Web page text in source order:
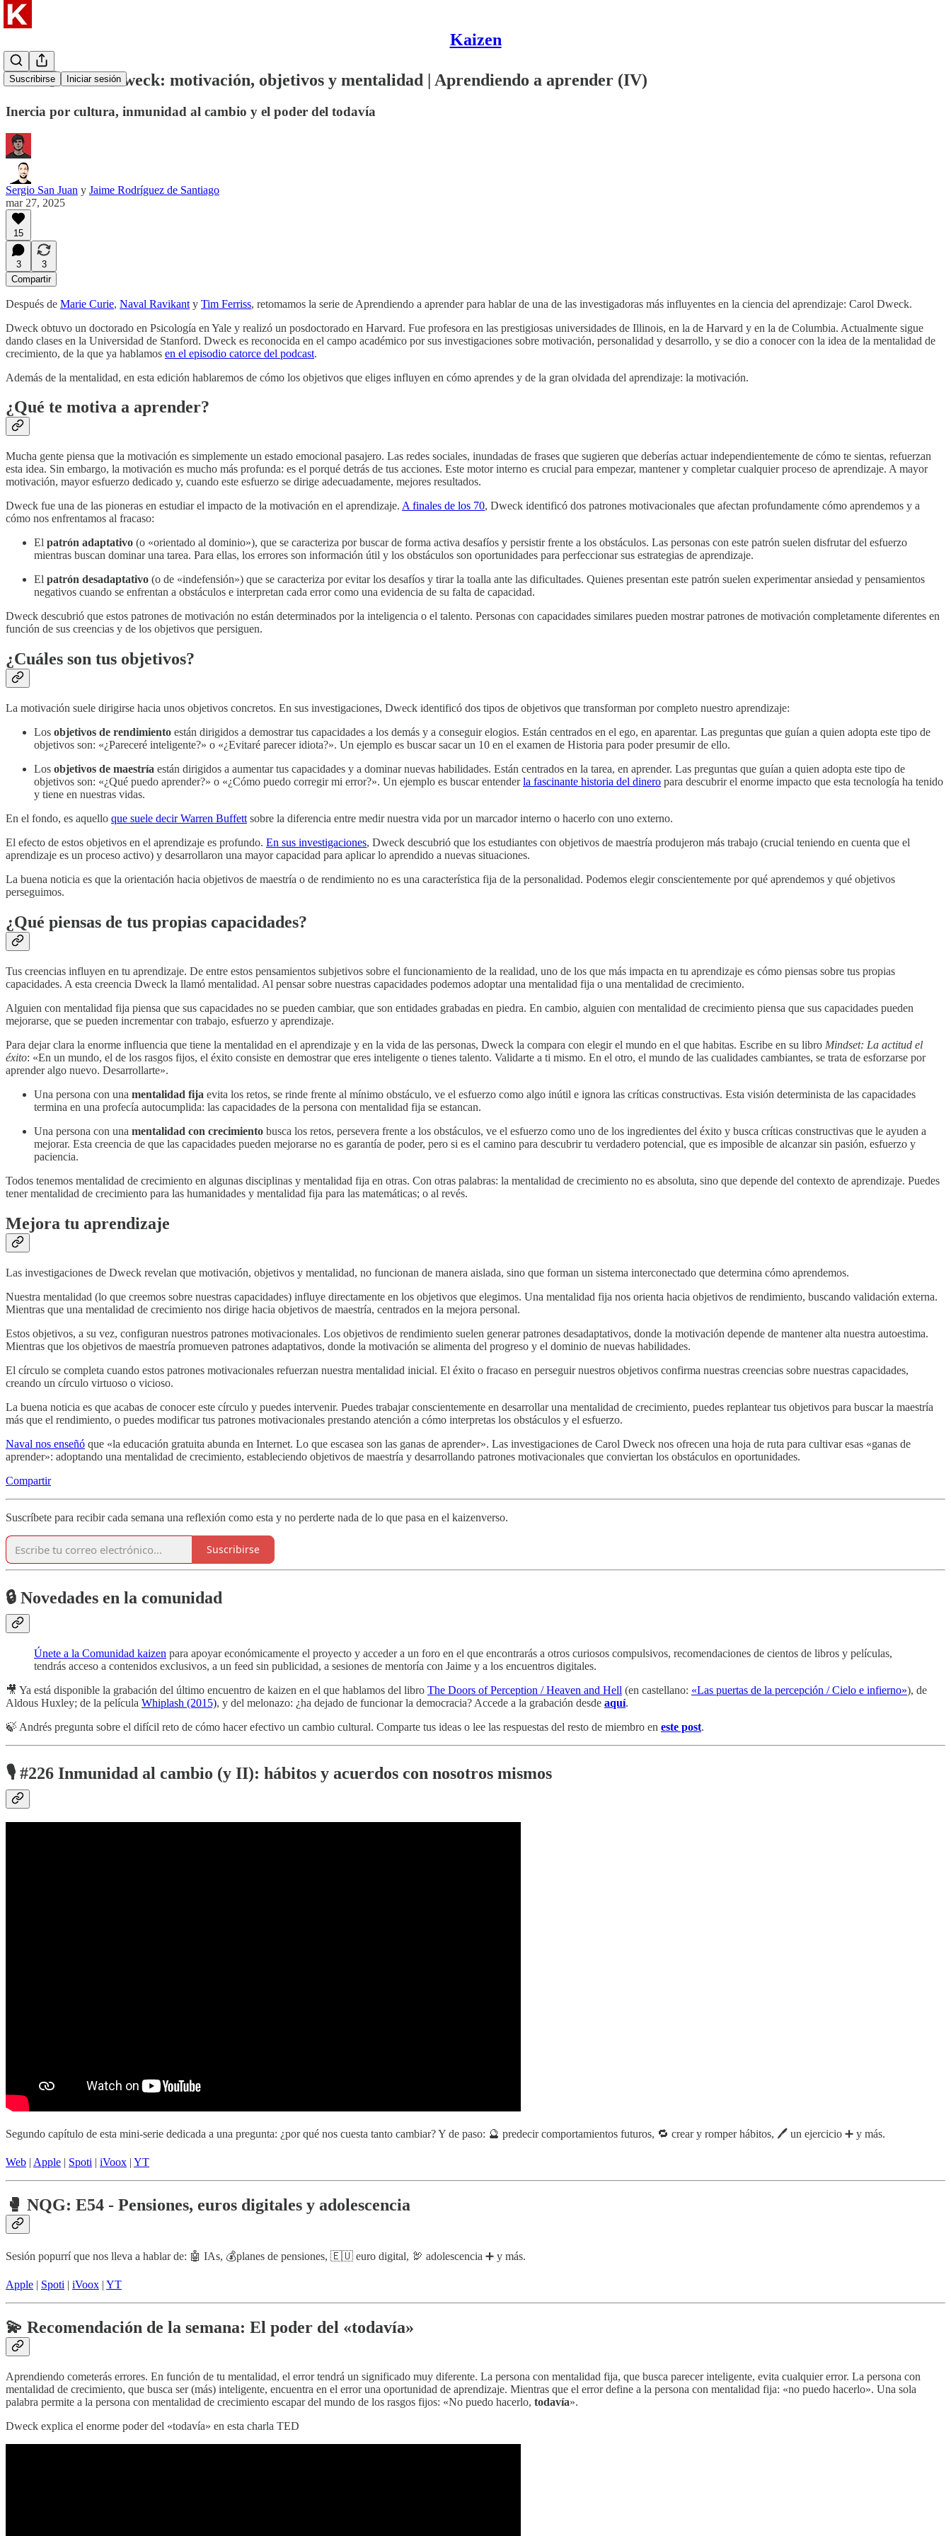
Kaizen
Suscribirse Iniciar sesión
#022 🧠 Carol Dweck: motivación, objetivos y mentalidad | Aprendiendo a aprender (IV)
Inercia por cultura, inmunidad al cambio y el poder del todavía
Sergio San Juan y Jaime Rodríguez de Santiago
mar 27, 2025
15
3
3
Compartir
Después de Marie Curie, Naval Ravikant y Tim Ferriss, retomamos la serie de Aprendiendo a aprender para hablar de una de las investigadoras más influyentes en la ciencia del aprendizaje: Carol Dweck.
Dweck obtuvo un doctorado en Psicología en Yale y realizó un posdoctorado en Harvard. Fue profesora en las prestigiosas universidades de Illinois, en la de Harvard y en la de Columbia. Actualmente sigue
dando clases en la Universidad de Stanford. Dweck es reconocida en el campo académico por sus investigaciones sobre motivación, personalidad y desarrollo, y se dio a conocer con la idea de la mentalidad de
crecimiento, de la que ya hablamos en el episodio catorce del podcast.
Además de la mentalidad, en esta edición hablaremos de cómo los objetivos que eliges influyen en cómo aprendes y de la gran olvidada del aprendizaje: la motivación.
¿Qué te motiva a aprender?
Mucha gente piensa que la motivación es simplemente un estado emocional pasajero. Las redes sociales, inundadas de frases que sugieren que deberías actuar independientemente de cómo te sientas, refuerzan
esta idea. Sin embargo, la motivación es mucho más profunda: es el porqué detrás de tus acciones. Este motor interno es crucial para empezar, mantener y completar cualquier proceso de aprendizaje. A mayor
motivación, mayor esfuerzo dedicado y, cuando este esfuerzo se dirige adecuadamente, mejores resultados.
Dweck fue una de las pioneras en estudiar el impacto de la motivación en el aprendizaje. A finales de los 70, Dweck identificó dos patrones motivacionales que afectan profundamente cómo aprendemos y a
cómo nos enfrentamos al fracaso:
El patrón adaptativo (o «orientado al dominio»), que se caracteriza por buscar de forma activa desafíos y persistir frente a los obstáculos. Las personas con este patrón suelen disfrutar del esfuerzo
mientras buscan dominar una tarea. Para ellas, los errores son información útil y los obstáculos son oportunidades para perfeccionar sus estrategias de aprendizaje.
El patrón desadaptativo (o de «indefensión») que se caracteriza por evitar los desafíos y tirar la toalla ante las dificultades. Quienes presentan este patrón suelen experimentar ansiedad y pensamientos
negativos cuando se enfrentan a obstáculos e interpretan cada error como una evidencia de su falta de capacidad.
Dweck descubrió que estos patrones de motivación no están determinados por la inteligencia o el talento. Personas con capacidades similares pueden mostrar patrones de motivación completamente diferentes en
función de sus creencias y de los objetivos que persiguen.
¿Cuáles son tus objetivos?
La motivación suele dirigirse hacia unos objetivos concretos. En sus investigaciones, Dweck identificó dos tipos de objetivos que transforman por completo nuestro aprendizaje:
Los objetivos de rendimiento están dirigidos a demostrar tus capacidades a los demás y a conseguir elogios. Están centrados en el ego, en aparentar. Las preguntas que guían a quien adopta este tipo de
objetivos son: «¿Pareceré inteligente?» o «¿Evitaré parecer idiota?». Un ejemplo es buscar sacar un 10 en el examen de Historia para poder presumir de ello.
Los objetivos de maestría están dirigidos a aumentar tus capacidades y a dominar nuevas habilidades. Están centrados en la tarea, en aprender. Las preguntas que guían a quien adopta este tipo de
objetivos son: «¿Qué puedo aprender?» o «¿Cómo puedo corregir mi error?». Un ejemplo es buscar entenderla fascinante historia del dinero para descubrir el enorme impacto que esta tecnología ha tenido
y tiene en nuestras vidas.
En el fondo, es aquello que suele decir Warren Buffett sobre la diferencia entre medir nuestra vida por un marcador interno o hacerlo con uno externo.
El efecto de estos objetivos en el aprendizaje es profundo. En sus investigaciones, Dweck descubrió que los estudiantes con objetivos de maestría produjeron más trabajo (crucial teniendo en cuenta que el
aprendizaje es un proceso activo) y desarrollaron una mayor capacidad para aplicar lo aprendido a nuevas situaciones.
La buena noticia es que la orientación hacia objetivos de maestría o de rendimiento no es una característica fija de la personalidad. Podemos elegir conscientemente por qué aprendemos y qué objetivos
perseguimos.
¿Qué piensas de tus propias capacidades?
Tus creencias influyen en tu aprendizaje. De entre estos pensamientos subjetivos sobre el funcionamiento de la realidad, uno de los que más impacta en tu aprendizaje es cómo piensas sobre tus propias
capacidades. A esta creencia Dweck la llamó mentalidad. Al pensar sobre nuestras capacidades podemos adoptar una mentalidad fija o una mentalidad de crecimiento.
Alguien con mentalidad fija piensa que sus capacidades no se pueden cambiar, que son entidades grabadas en piedra. En cambio, alguien con mentalidad de crecimiento piensa que sus capacidades pueden
mejorarse, que se pueden incrementar con trabajo, esfuerzo y aprendizaje.
Para dejar clara la enorme influencia que tiene la mentalidad en el aprendizaje y en la vida de las personas, Dweck la compara con elegir el mundo en el que habitas. Escribe en su libro Mindset: La actitud el
éxito: «En un mundo, el de los rasgos fijos, el éxito consiste en demostrar que eres inteligente o tienes talento. Validarte a ti mismo. En el otro, el mundo de las cualidades cambiantes, se trata de esforzarse por
aprender algo nuevo. Desarrollarte».
Una persona con una mentalidad fija evita los retos, se rinde frente al mínimo obstáculo, ve el esfuerzo como algo inútil e ignora las críticas constructivas. Esta visión determinista de las capacidades
termina en una profecía autocumplida: las capacidades de la persona con mentalidad fija se estancan.
Una persona con una mentalidad con crecimiento busca los retos, persevera frente a los obstáculos, ve el esfuerzo como uno de los ingredientes del éxito y busca críticas constructivas que le ayuden a
mejorar. Esta creencia de que las capacidades pueden mejorarse no es garantía de poder, pero si es el camino para descubrir tu verdadero potencial, que es imposible de alcanzar sin pasión, esfuerzo y
paciencia.
Todos tenemos mentalidad de crecimiento en algunas disciplinas y mentalidad fija en otras. Con otras palabras: la mentalidad de crecimiento no es absoluta, sino que depende del contexto de aprendizaje. Puedes
tener mentalidad de crecimiento para las humanidades y mentalidad fija para las matemáticas; o al revés.
Mejora tu aprendizaje
Las investigaciones de Dweck revelan que motivación, objetivos y mentalidad, no funcionan de manera aislada, sino que forman un sistema interconectado que determina cómo aprendemos.
Nuestra mentalidad (lo que creemos sobre nuestras capacidades) influye directamente en los objetivos que elegimos. Una mentalidad fija nos orienta hacia objetivos de rendimiento, buscando validación externa.
Mientras que una mentalidad de crecimiento nos dirige hacia objetivos de maestría, centrados en la mejora personal.
Estos objetivos, a su vez, configuran nuestros patrones motivacionales. Los objetivos de rendimiento suelen generar patrones desadaptativos, donde la motivación depende de mantener alta nuestra autoestima.
Mientras que los objetivos de maestría promueven patrones adaptativos, donde la motivación se alimenta del progreso y el dominio de nuevas habilidades.
El círculo se completa cuando estos patrones motivacionales refuerzan nuestra mentalidad inicial. El éxito o fracaso en perseguir nuestros objetivos confirma nuestras creencias sobre nuestras capacidades,
creando un círculo virtuoso o vicioso.
La buena noticia es que acabas de conocer este círculo y puedes intervenir. Puedes trabajar conscientemente en desarrollar una mentalidad de crecimiento, puedes replantear tus objetivos para buscar la maestría
más que el rendimiento, o puedes modificar tus patrones motivacionales prestando atención a cómo interpretas los obstáculos y el esfuerzo.
Naval nos enseñó que «la educación gratuita abunda en Internet. Lo que escasea son las ganas de aprender». Las investigaciones de Carol Dweck nos ofrecen una hoja de ruta para cultivar esas «ganas de
aprender»: adoptando una mentalidad de crecimiento, estableciendo objetivos de maestría y desarrollando patrones motivacionales que conviertan los obstáculos en oportunidades.
Compartir
Suscríbete para recibir cada semana una reflexión como esta y no perderte nada de lo que pasa en el kaizenverso.
Suscribirse
🔒 Novedades en la comunidad
Únete a la Comunidad kaizen para apoyar económicamente el proyecto y acceder a un foro en el que encontrarás a otros curiosos compulsivos, recomendaciones de cientos de libros y películas,
tendrás acceso a contenidos exclusivos, a un feed sin publicidad, a sesiones de mentoría con Jaime y a los encuentros digitales.
🎥 Ya está disponible la grabación del último encuentro de kaizen en el que hablamos del libro The Doors of Perception / Heaven and Hell (en castellano: «Las puertas de la percepción / Cielo e infierno»), de
Aldous Huxley; de la película Whiplash (2015), y del melonazo: ¿ha dejado de funcionar la democracia? Accede a la grabación desde aquí.
🍃 Andrés pregunta sobre el difícil reto de cómo hacer efectivo un cambio cultural. Comparte tus ideas o lee las respuestas del resto de miembro en este post.
🎙️ #226 Inmunidad al cambio (y II): hábitos y acuerdos con nosotros mismos
Segundo capítulo de esta mini-serie dedicada a una pregunta: ¿por qué nos cuesta tanto cambiar? Y de paso: 🔮 predecir comportamientos futuros, 🔁 crear y romper hábitos, 🖊️ un ejercicio ➕ y más.
Web | Apple | Spoti | iVoox | YT
🥊 NQG: E54 - Pensiones, euros digitales y adolescencia
Sesión popurrí que nos lleva a hablar de: 🤖 IAs, 💰planes de pensiones, 🇪🇺 euro digital, 🦃 adolescencia ➕ y más.
Apple | Spoti | iVoox | YT
💫 Recomendación de la semana: El poder del «todavía»
Aprendiendo cometerás errores. En función de tu mentalidad, el error tendrá un significado muy diferente. La persona con mentalidad fija, que busca parecer inteligente, evita cualquier error. La persona con
mentalidad de crecimiento, que busca ser (más) inteligente, encuentra en el error una oportunidad de aprendizaje. Mientras que el error define a la persona con mentalidad fija: «no puedo hacerlo». Una sola
palabra permite a la persona con mentalidad de crecimiento escapar del mundo de los rasgos fijos: «No puedo hacerlo, todavía».
Dweck explica el enorme poder del «todavía» en esta charla TED